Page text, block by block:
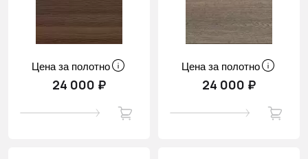
Цена за полотно
24 000 ₽
Цена за полотно
24 000 ₽